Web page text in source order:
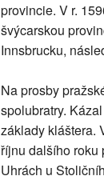
provincie. V r.
švýcarskou
Innsbrucku,
Na prosby
spolubratry.
základy kláštera.
říjnu dalšího roku
Uhrách u